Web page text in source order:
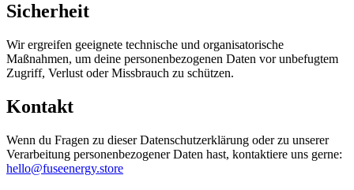
Sicherheit
Wir ergreifen geeignete technische und organisatorische
Maßnahmen, um deine personenbezogenen Daten vor unbefugtem
Zugriff, Verlust oder Missbrauch zu schützen.
Kontakt
Wenn du Fragen zu dieser Datenschutzerklärung oder zu unserer
Verarbeitung personenbezogener Daten hast, kontaktiere uns gerne:
hello@fuseenergy.store